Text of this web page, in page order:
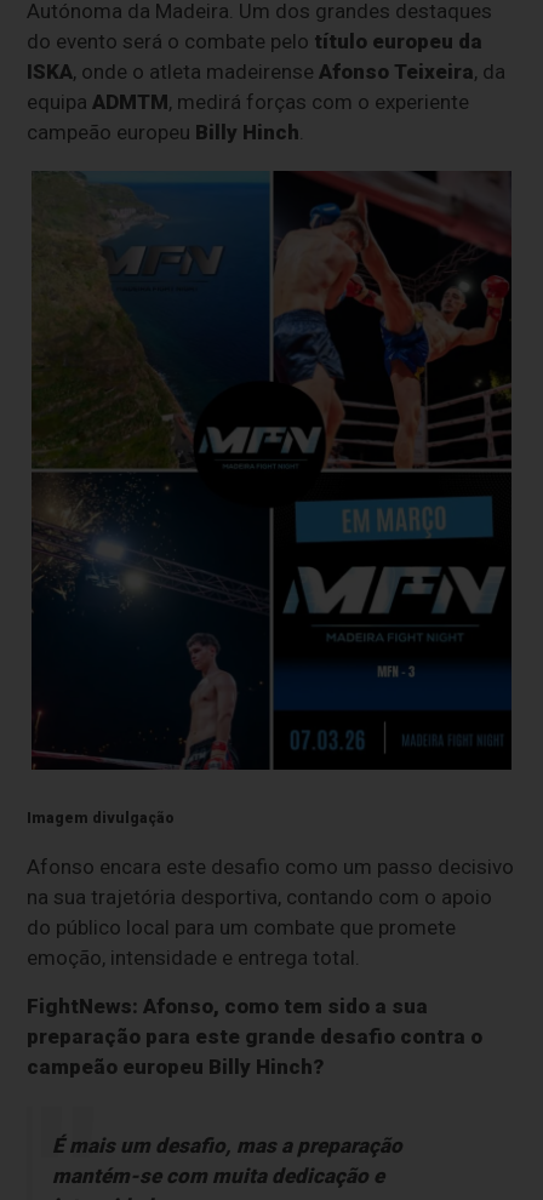
Autónoma da Madeira. Um dos grandes destaques
do evento será o combate pelo título europeu da
ISKA, onde o atleta madeirenseAfonso Teixeira, da
equipaADMTM, medirá forças com o experiente
campeão europeu Billy Hinch.
Imagem divulgação
Afonso encara este desafio como um passo decisivo
na sua trajetória desportiva, contando com o apoio
do público local para um combate que promete
emoção, intensidade e entrega total.
FightNews: Afonso, como tem sido a sua
preparação para este grande desafio contra o
campeão europeu Billy Hinch?
É mais um desafio, mas a preparação
mantém-se com muita dedicação e